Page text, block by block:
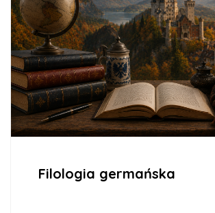
Filologia germańska